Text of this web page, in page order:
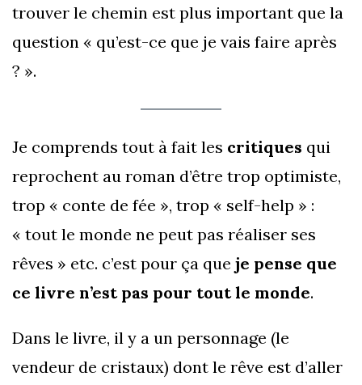
trouver le chemin est plus important que la
question « qu’est-ce que je vais faire après
? ».
Je comprends tout à fait les critiques qui
reprochent au roman d’être trop optimiste,
trop « conte de fée », trop « self-help » :
« tout le monde ne peut pas réaliser ses
rêves » etc. c’est pour ça que je pense que
ce livre n’est pas pour tout le monde.
Dans le livre, il y a un personnage (le
vendeur de cristaux) dont le rêve est d’aller